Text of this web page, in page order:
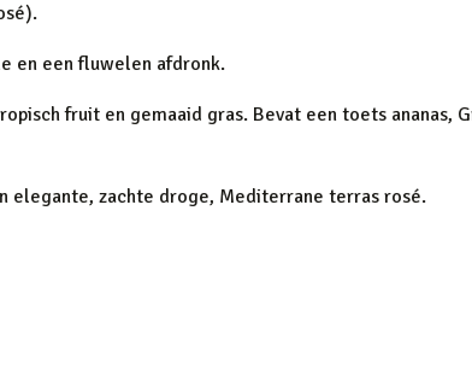
en een fluwelen afdronk.
fruit en gemaaid gras. Bevat een toets ananas,
elegante, zachte droge, Mediterrane terras rosé.